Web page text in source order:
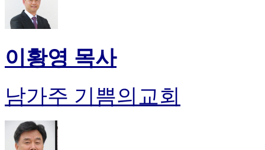
이황영 목사
남가주 기쁨의교회